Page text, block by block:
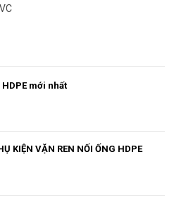
mới nhất
KIỆN VẶN REN NỐI ỐNG HDPE